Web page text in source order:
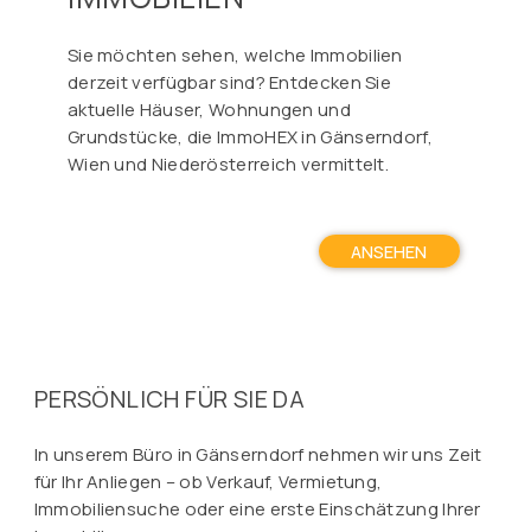
Sie möchten sehen, welche Immobilien
derzeit verfügbar sind? Entdecken Sie
aktuelle Häuser, Wohnungen und
Grundstücke, die ImmoHEX in Gänserndorf,
Wien und Niederösterreich vermittelt.
ANSEHEN
PERSÖNLICH FÜR SIE DA
In unserem Büro in Gänserndorf nehmen wir uns Zeit
für Ihr Anliegen – ob Verkauf, Vermietung,
Immobiliensuche oder eine erste Einschätzung Ihrer